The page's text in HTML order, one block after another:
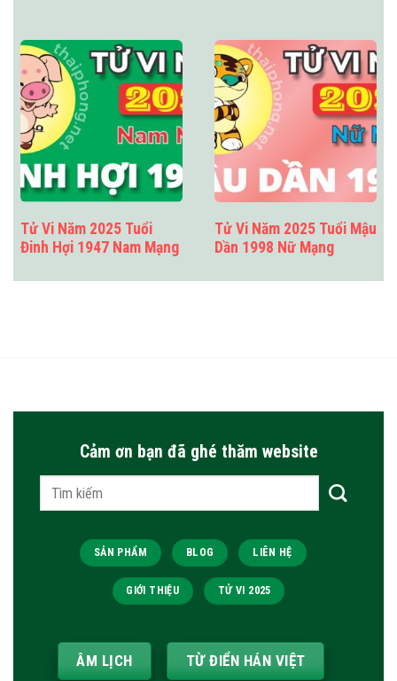
Tử Vi Năm 2025 Tuổi
Đinh Hợi 1947 Nam Mạng
Tử Vi Năm 2025 Tuổi Mậu
Dần 1998 Nữ Mạng
Cảm ơn bạn đã ghé thăm website
Tìm
kiếm:
SẢN PHẨM BLOG LIÊN HỆ
GIỚI THIỆU TỬ VI 2025
ÂM LỊCH TỪ ĐIỂN HÁN VIỆT